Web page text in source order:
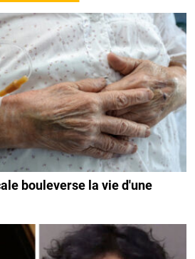
bouleverse la vie d'une